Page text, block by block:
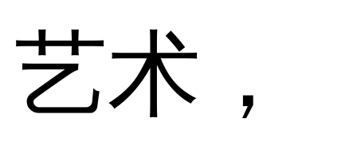
艺术，